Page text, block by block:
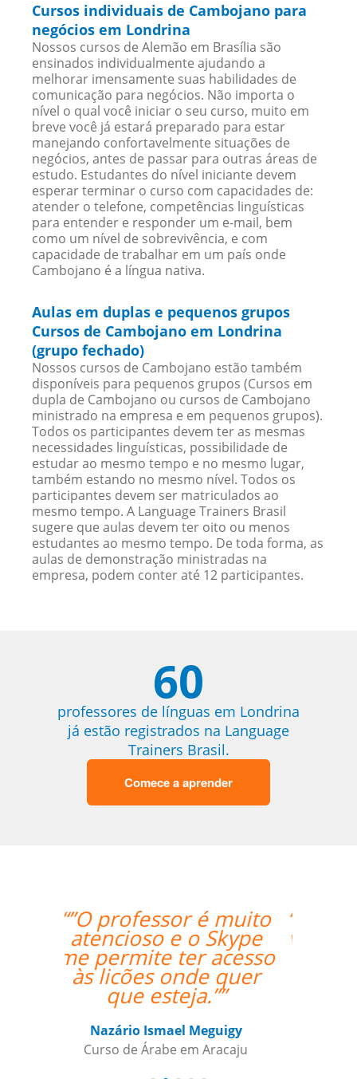
Cursos individuais de Cambojano para
negócios em Londrina
Nossos cursos de Alemão em Brasília são
ensinados individualmente ajudando a
melhorar imensamente suas habilidades de
comunicação para negócios. Não importa o
nível o qual você iniciar o seu curso, muito em
breve você já estará preparado para estar
manejando confortavelmente situações de
negócios, antes de passar para outras áreas de
estudo. Estudantes do nível iniciante devem
esperar terminar o curso com capacidades de:
atender o telefone, competências linguísticas
para entender e responder um e-mail, bem
como um nível de sobrevivência, e com
capacidade de trabalhar em um país onde
Cambojano é a língua nativa.
Aulas em duplas e pequenos grupos
Cursos de Cambojano em Londrina
(grupo fechado)
Nossos cursos de Cambojano estão também
disponíveis para pequenos grupos (Cursos em
dupla de Cambojano ou cursos de Cambojano
ministrado na empresa e em pequenos grupos).
Todos os participantes devem ter as mesmas
necessidades linguísticas, possibilidade de
estudar ao mesmo tempo e no mesmo lugar,
também estando no mesmo nível. Todos os
participantes devem ser matriculados ao
mesmo tempo. A Language Trainers Brasil
sugere que aulas devem ter oito ou menos
estudantes ao mesmo tempo. De toda forma, as
aulas de demonstração ministradas na
empresa, podem conter até 12 participantes.
60
professores de línguas em Londrina
já estão registrados na Language
Trainers Brasil.
Comece a aprender
“”The first lesson went
very well! Prof. Carlos
could teach both in
Chinese and English
and we're quite
satisfied with that. ””
Ziyi Pan